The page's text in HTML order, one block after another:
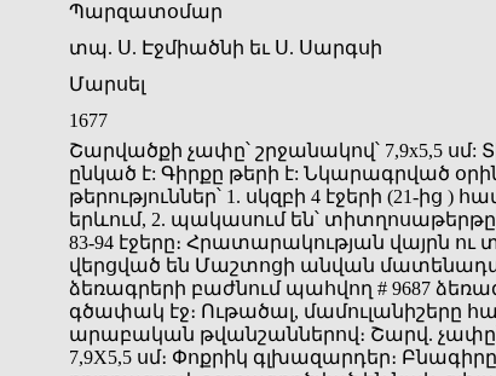
Պարզատօմար
տպ. Ս. Էջմիածնի եւ Ս. Սարգսի
Մարսել
1677
Շարվածքի չափը՝ շրջանակով՝ 7,9x5,5
ընկած է: Գիրքը թերի է: Նկարագրված
թերություններ՝ 1. սկզբի 4 էջերի (21-ից )
երևում, 2. պակասում են՝ տիտղոսաթերթը,
83-94 էջերը։ Հրատարակության վայրն
վերցված են Մաշտոցի անվան
ձեռագրերի բաժնում պահվող # 9687
գծափակ էջ։ Ութածալ, մամուլանիշերը
արաբական թվանշաններով։ Շարվ.
7,9X5,5 սմ։ Փոքրիկ գլխազարդեր։